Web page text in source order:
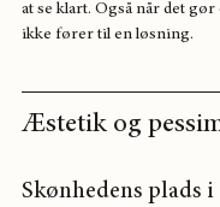
at se klart. Også når det
ikke fører til en løsning.
Æstetik og
Skønhedens plads i